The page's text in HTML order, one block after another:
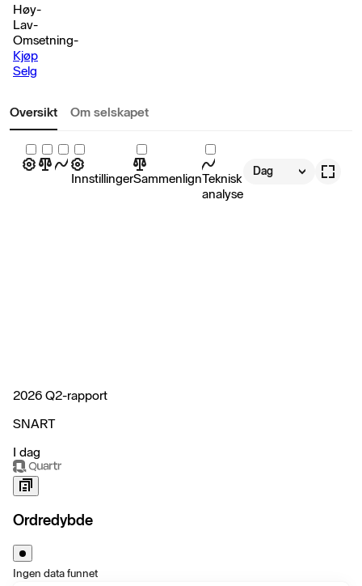
Høy-
Lav-
Omsetning-
Kjøp
Selg
Oversikt Om selskapet
InnstillingerSammenlignTeknisk
analyse
Dag
2026 Q2-rapport
SNART
I dag
Ordredybde
Ingen data funnet